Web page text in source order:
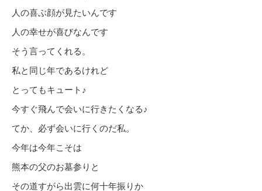
人の喜ぶ顔が見たいんです
人の幸せが喜びなんです
そう言ってくれる。
私と同じ年であるけれど
とってもキュート♪
今すぐ飛んで会いに行きたくなる♪
てか、必ず会いに行くのだ私。
今年は今年こそは
熊本の父のお墓参りと
その道すがら出雲に何十年振りか